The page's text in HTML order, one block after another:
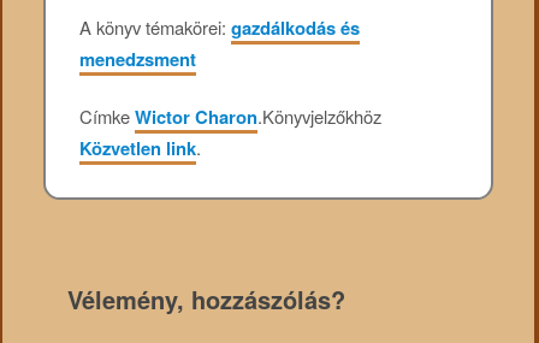
A könyv témakörei:gazdálkodás és
menedzsment
CímkeWictor Charon.Könyvjelzőkhöz
Közvetlen link.
Vélemény, hozzászólás?